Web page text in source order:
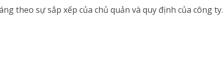
theo sự sắp xếp của chủ quản và quy định của công ty.